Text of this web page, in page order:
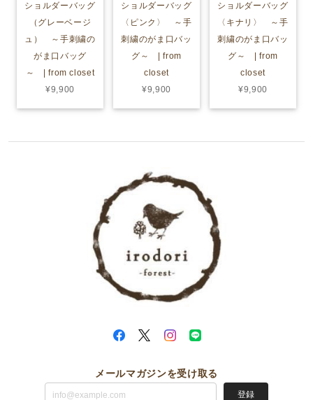
ショルダーバッグ
（グレーベージ
ュ） ～手刺繍の
がま口バッグ
～ | from closet
¥9,900
ショルダーバッグ
〈ピンク〉 ～手
刺繍のがま口バッ
グ～ | from
closet
¥9,900
ショルダーバッグ
〈キナリ〉 ～手
刺繍のがま口バッ
グ～ | from
closet
¥9,900
メールマガジンを受け取る
登録